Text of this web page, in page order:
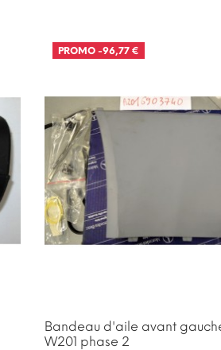
PROMO -96,77 €
Bandeau d'aile avant
W201 phase 2